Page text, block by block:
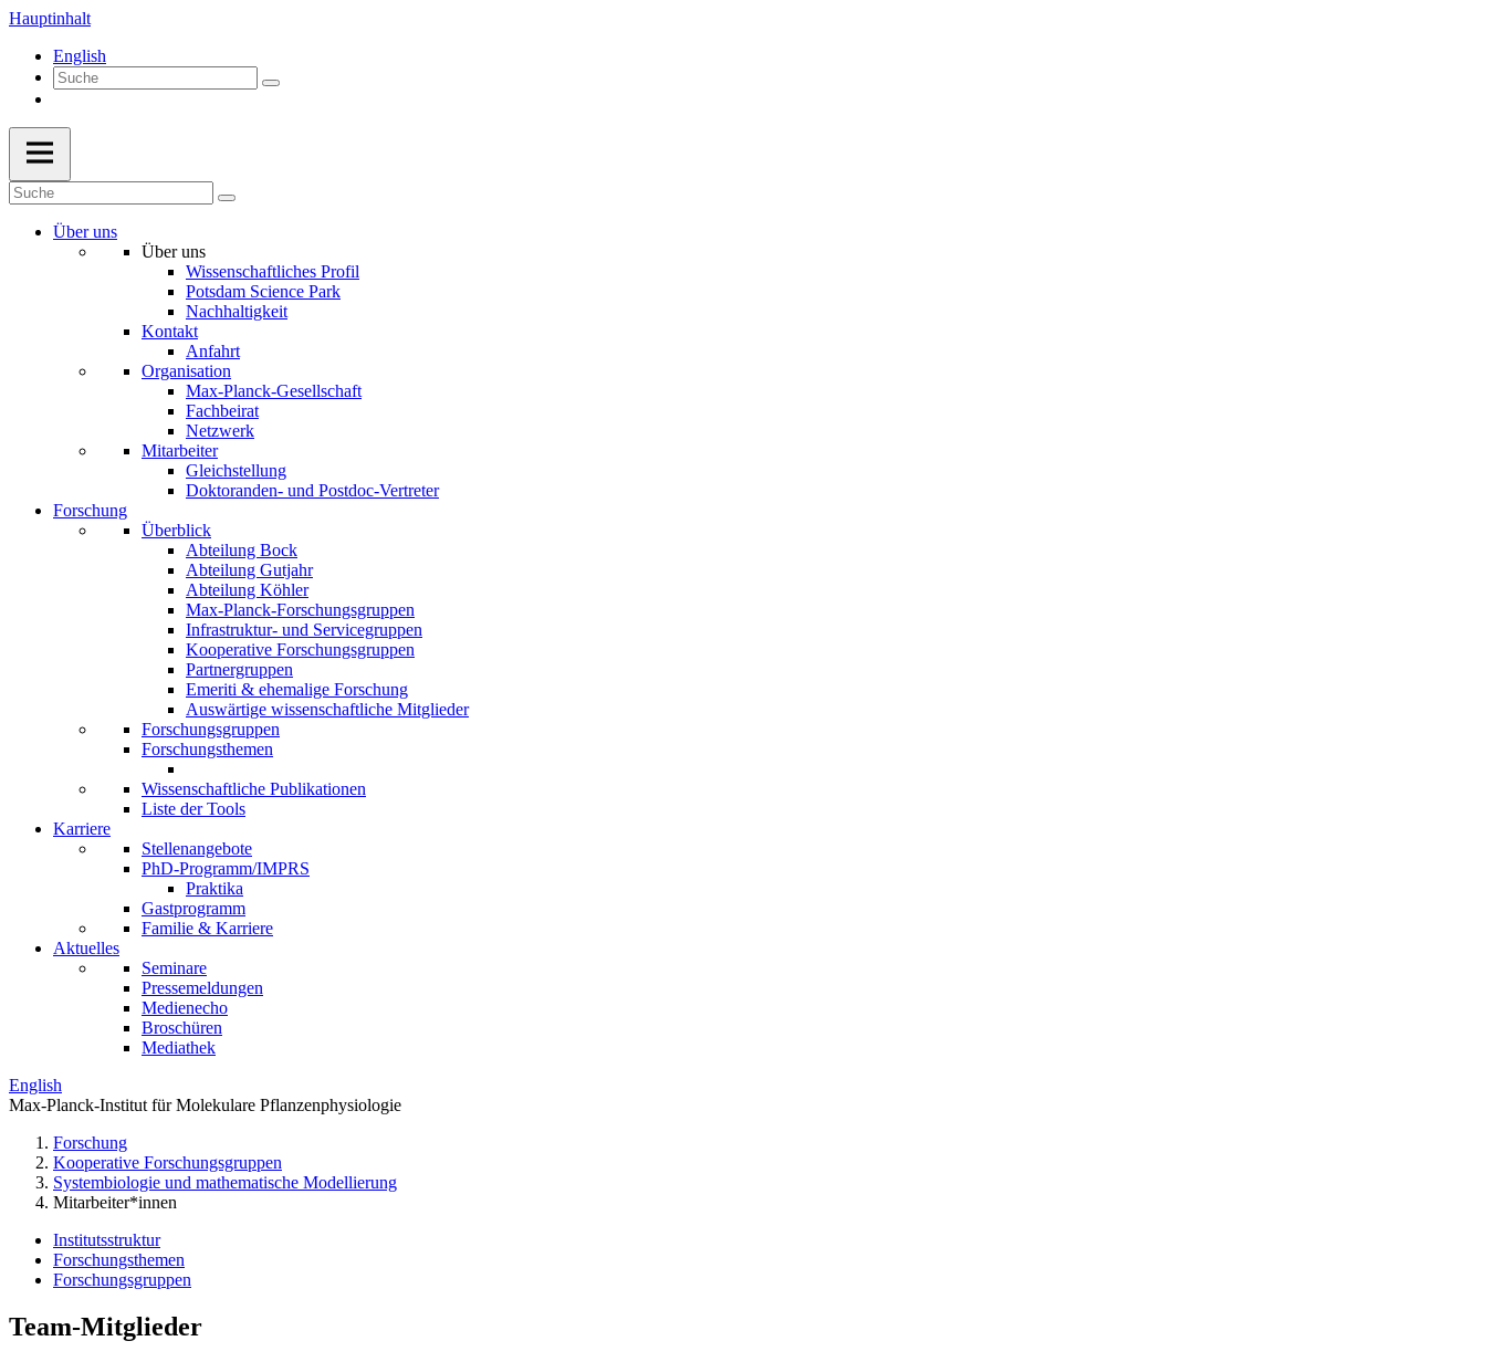
Hauptinhalt
English
Über uns
Über uns
Wissenschaftliches Profil
Potsdam Science Park
Nachhaltigkeit
Kontakt
Anfahrt
Organisation
Max-Planck-Gesellschaft
Fachbeirat
Netzwerk
Mitarbeiter
Gleichstellung
Doktoranden- und Postdoc-Vertreter
Forschung
Überblick
Abteilung Bock
Abteilung Gutjahr
Abteilung Köhler
Max-Planck-Forschungsgruppen
Infrastruktur- und Servicegruppen
Kooperative Forschungsgruppen
Partnergruppen
Emeriti & ehemalige Forschung
Auswärtige wissenschaftliche Mitglieder
Forschungsgruppen
Forschungsthemen
Wissenschaftliche Publikationen
Liste der Tools
Karriere
Stellenangebote
PhD-Programm/IMPRS
Praktika
Gastprogramm
Familie & Karriere
Aktuelles
Seminare
Pressemeldungen
Medienecho
Broschüren
Mediathek
English
Max-Planck-Institut für Molekulare Pflanzenphysiologie
Forschung
Kooperative Forschungsgruppen
Systembiologie und mathematische Modellierung
Mitarbeiter*innen
Institutsstruktur
Forschungsthemen
Forschungsgruppen
Team-Mitglieder